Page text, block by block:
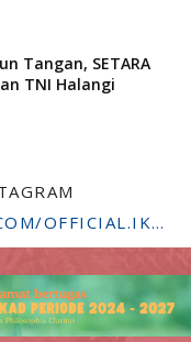
Tangan, SETARA
TNI Halangi
@HTTPS://WWW.INSTAGRAM.COM/OFFICIAL.IKADSTFDRIYARKARA/